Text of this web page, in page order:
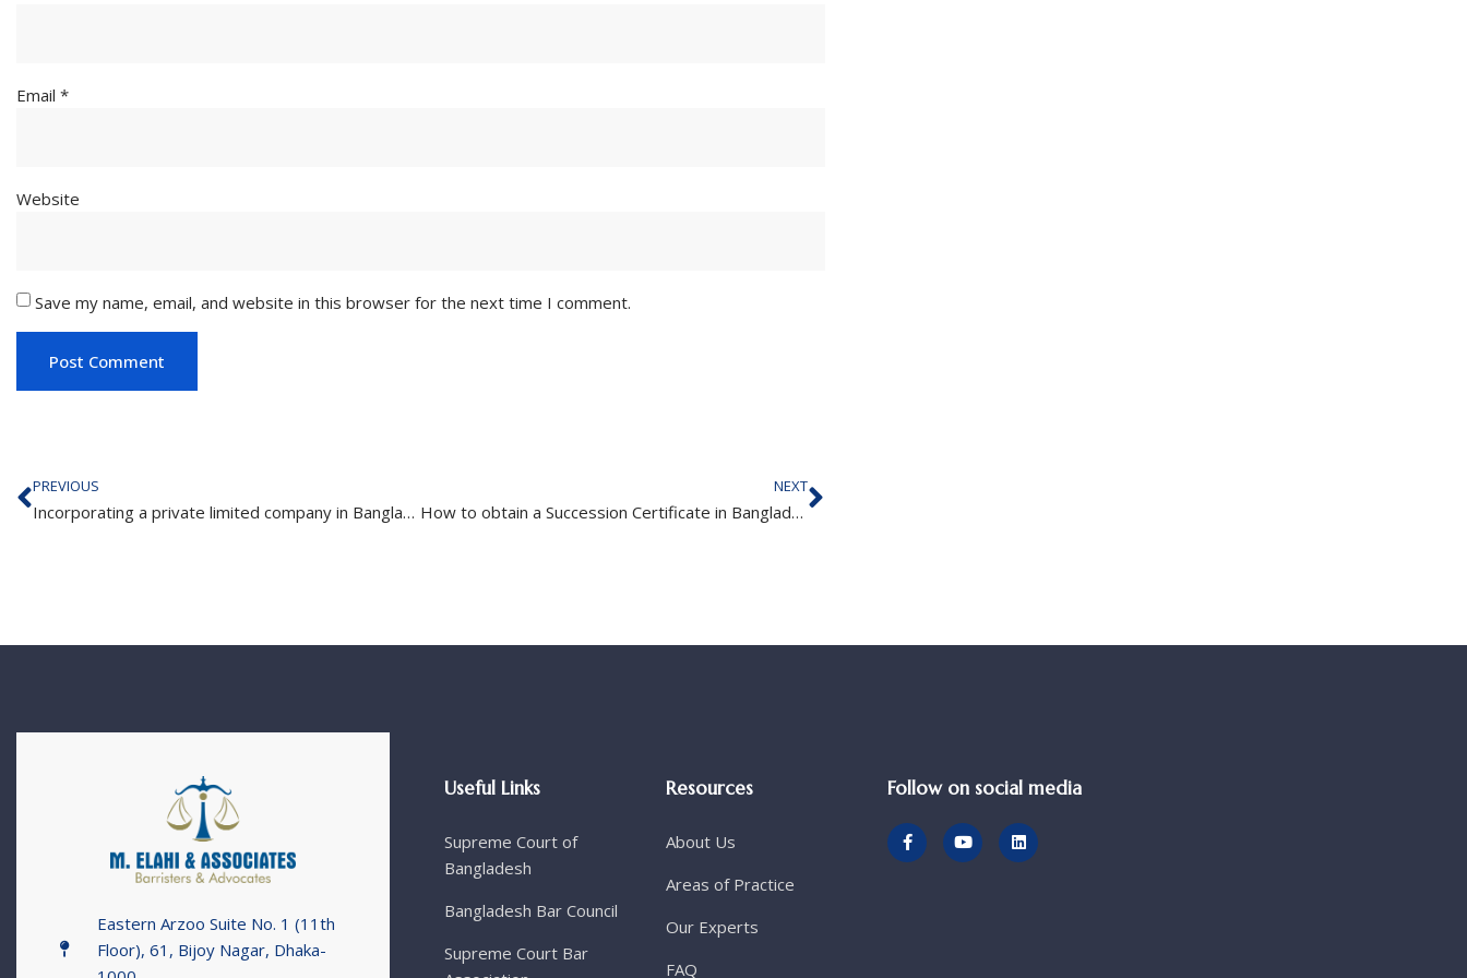
Email *
Website
Save my name, email, and website in this browser for the next time I comment.
PREVIOUS
Incorporating a private limited company in Bangladesh
NEXT
How to obtain a Succession Certificate in Bangladesh
Eastern Arzoo Suite No. 1 (11th
Floor), 61, Bijoy Nagar, Dhaka-
Useful Links
Supreme Court of
Bangladesh
Bangladesh Bar Council
Supreme Court Bar
Resources
About Us
Areas of Practice
Our Experts
FAQ
Follow on social media